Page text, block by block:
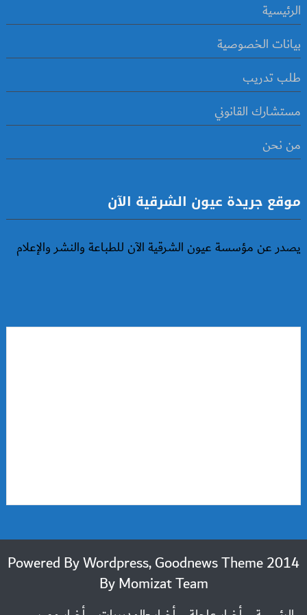
الرئيسية
بيانات الخصوصية
طلب تدريب
مستشارك القانوني
من نحن
موقع جريدة عيون الشرقية الآن
يصدر عن مؤسسة عيون الشرقية الآن للطباعة والنشر والإعلام
2014 Powered By Wordpress, Goodnews Theme
ByMomizat Team